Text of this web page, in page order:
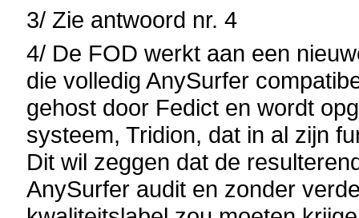
3/ Zie antwoord nr. 4
4/ De FOD werkt aan een
die volledig AnySurfer
gehost door Fedict en wordt
systeem, Tridion, dat in al zijn
Dit wil zeggen dat de
AnySurfer audit en zonder